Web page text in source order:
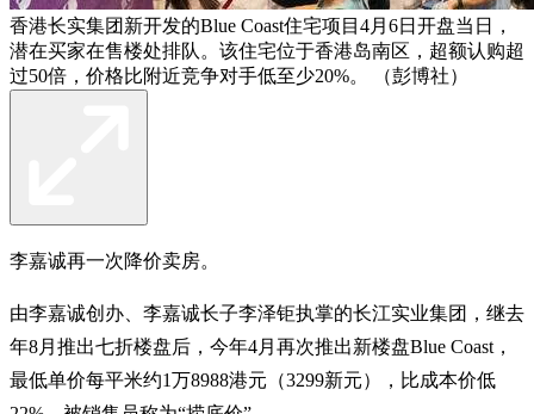
香港长实集团新开发的Blue Coast住宅项目4月6日开盘当日，
潜在买家在售楼处排队。该住宅位于香港岛南区，超额认购超
过50倍，价格比附近竞争对手低至少20%。 （彭博社）
李嘉诚再一次降价卖房。
由李嘉诚创办、李嘉诚长子李泽钜执掌的长江实业集团，继去
年8月推出七折楼盘后，今年4月再次推出新楼盘Blue Coast，
最低单价每平米约1万8988港元（3299新元），比成本价低